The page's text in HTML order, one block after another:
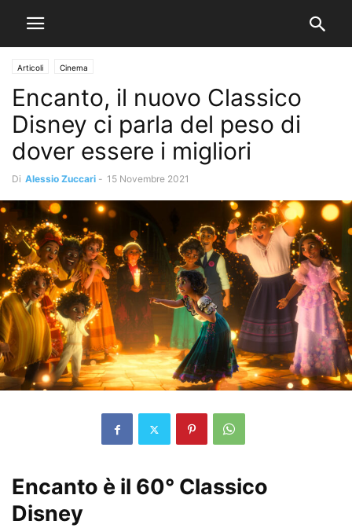
Articoli Cinema
Encanto, il nuovo Classico
Disney ci parla del peso di
dover essere i migliori
Di Alessio Zuccari - 15 Novembre 2021
Encanto è il 60° Classico
Disney